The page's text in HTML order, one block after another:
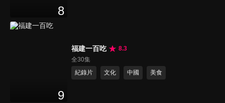
8
9
福建一百吃
8.3
全30集
紀錄片
文化 中國 美食